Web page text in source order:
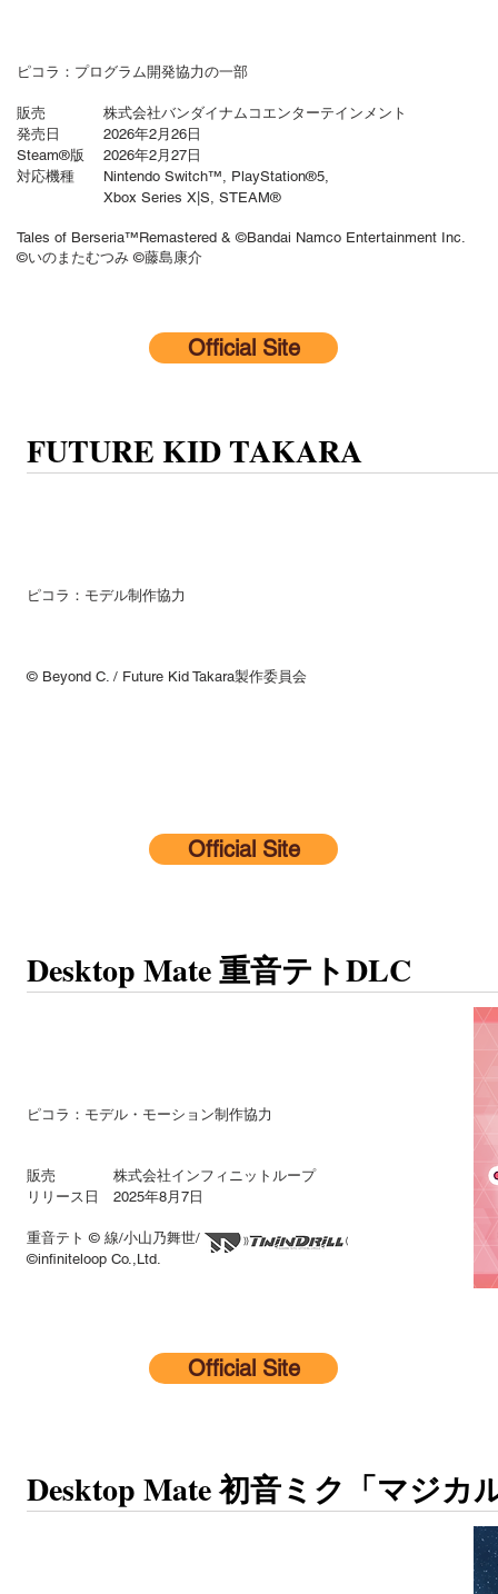
ピコラ：プログラム開発協力の一部
販売 株式会社バンダイナムコエンターテインメント
発売日 2026年2月26日
Steam®版 2026年2月27日
対応機種 Nintendo Switch™​, PlayStation®5,
​ Xbox Series X|S, STEAM®
Tales of Berseria™Remastered & ©Bandai Namco Entertainment Inc.
©いのまたむつみ ©藤島康介
Official Site
FUTURE KID TAKARA
ピコラ：モデル制作協力
© Beyond C. / Future Kid Takara製作委員会
Official Site
Desktop Mate 重音テトDLC
ピコラ：モデル・モーション制作協力
販売 株式会社インフィニットループ
リリース日 2025年8月7日
重音テト © 線/小山乃舞世/
©infiniteloop Co.,Ltd.
Official Site
Desktop Mate 初音ミク「マジカ